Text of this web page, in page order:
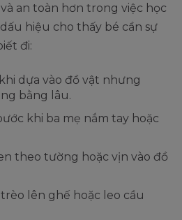
an toàn hơn trong việc học
hiệu cho thấy bé cần sự
đi:
dựa vào đồ vật nhưng
bằng lâu.
khi ba mẹ nắm tay hoặc
theo tường hoặc vịn vào đồ
lên ghế hoặc leo cầu